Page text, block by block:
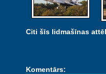
Citi šīs lidmašīnas
Komentārs: